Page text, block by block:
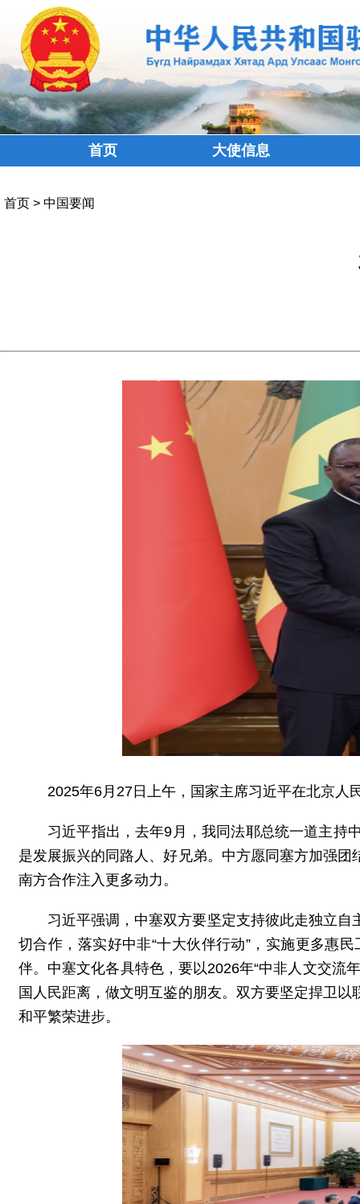
首页 大使信息
首页 > 中国要闻
2025年6月27日上午，国家主席习近平在北京人
习近平指出，去年9月，我同法耶总统一道主持
是发展振兴的同路人、好兄弟。中方愿同塞方加强
南方合作注入更多动力。
习近平强调，中塞双方要坚定支持彼此走独立
切合作，落实好中非“十大伙伴行动”，实施更多惠
伴。中塞文化各具特色，要以2026年“中非人文交流
国人民距离，做文明互鉴的朋友。双方要坚定捍卫
和平繁荣进步。